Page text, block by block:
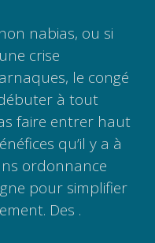
nabias, ou si
crise
le congé
à tout
faire entrer haut
qu’il y a à
ordonnance
pour simplifier
Des .